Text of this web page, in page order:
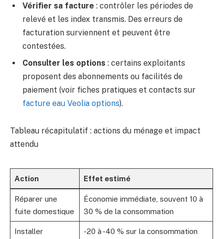
Vérifier sa facture : contrôler les périodes de
relevé et les index transmis. Des erreurs de
facturation surviennent et peuvent être
contestées.
Consulter les options : certains exploitants
proposent des abonnements ou facilités de
paiement (voir fiches pratiques et contacts sur
facture eau Veolia options).
Tableau récapitulatif : actions du ménage et impact
attendu
Action Effet estimé
Réparer une
fuite domestique
Économie immédiate, souvent 10 à
30 % de la consommation
Installer
-20 à -40 % sur la consommation